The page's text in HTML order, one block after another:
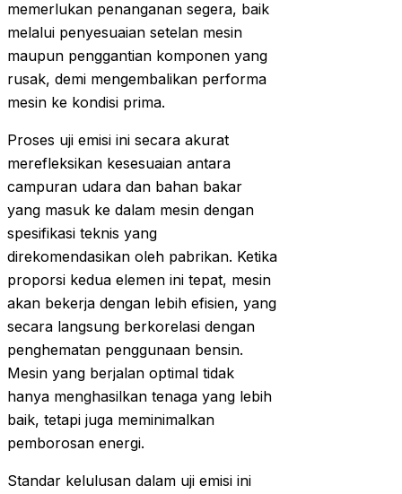
memerlukan penanganan segera, baik
melalui penyesuaian setelan mesin
maupun penggantian komponen yang
rusak, demi mengembalikan performa
mesin ke kondisi prima.
Proses uji emisi ini secara akurat
merefleksikan kesesuaian antara
campuran udara dan bahan bakar
yang masuk ke dalam mesin dengan
spesifikasi teknis yang
direkomendasikan oleh pabrikan. Ketika
proporsi kedua elemen ini tepat, mesin
akan bekerja dengan lebih efisien, yang
secara langsung berkorelasi dengan
penghematan penggunaan bensin.
Mesin yang berjalan optimal tidak
hanya menghasilkan tenaga yang lebih
baik, tetapi juga meminimalkan
pemborosan energi.
Standar kelulusan dalam uji emisi ini